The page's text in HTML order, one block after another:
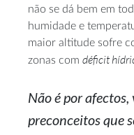
não se dá bem em
humidade e
maior altitude sofre
zonas com déficit
Não é por
preconceitos que